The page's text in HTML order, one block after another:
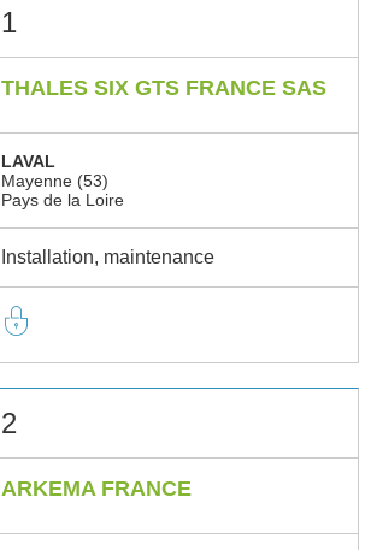
1
THALES SIX GTS FRANCE SAS
LAVAL
Mayenne (53)
Pays de la Loire
Installation, maintenance
2
ARKEMA FRANCE